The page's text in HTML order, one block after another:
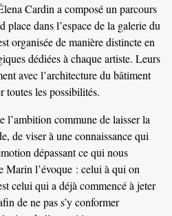
Cardin a composé un parcours
dans l’espace de la galerie du
organisée de manière distincte en
dédiées à chaque artiste. Leurs
avec l’architecture du bâtiment
toutes les possibilités.
l’ambition commune de laisser la
de viser à une connaissance qui
dépassant ce qui nous
Marin l’évoque : celui à qui on
celui qui a déjà commencé à jeter
de ne pas s’y conformer